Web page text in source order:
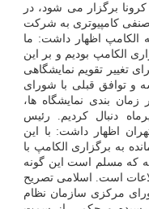
برگزار می شود، در
کامپیوتری به شرکت
الکامپ اظهار داشت: ما
الکامپ بودیم و بر این
تغییر تقویم نمایشگاهی
و توافق قبلی با شورای
بندی نمایشگاه ها،
الکامپ را برای تاریخ ۱۸ تیرماه دنبال کردیم. رئیس
اظهار داشت: با این
این نامه در فاصله ۱۰ روز مانده به برگزاری الکامپ با
که مسلم است این گونه
است. اسلامی تصریح
مرکزی سازمان نظام